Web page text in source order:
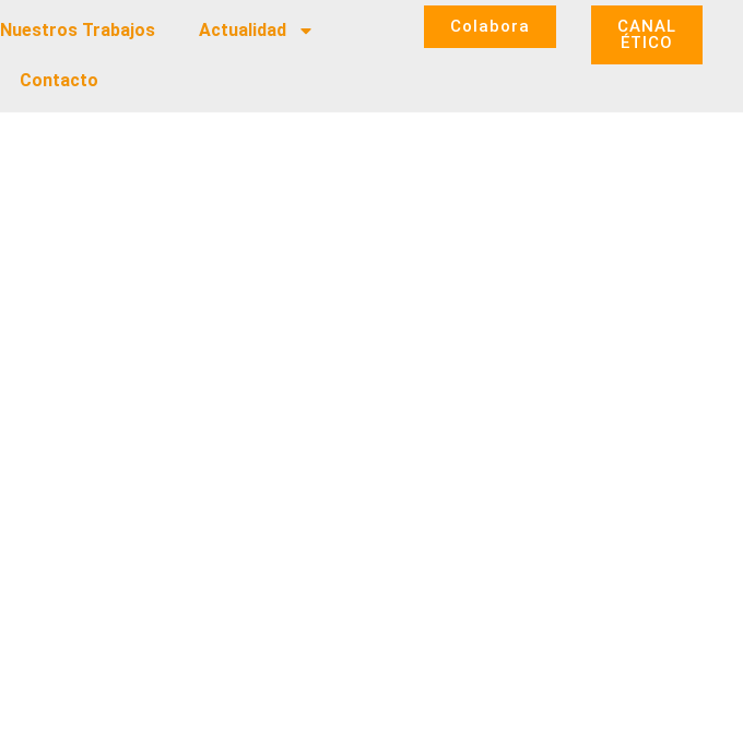
Nuestros Trabajos Actualidad
Contacto
Colabora
CANAL
ÉTICO